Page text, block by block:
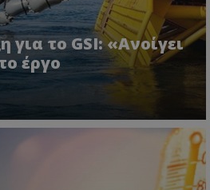
για το GSI: «Ανοίγει
έργο